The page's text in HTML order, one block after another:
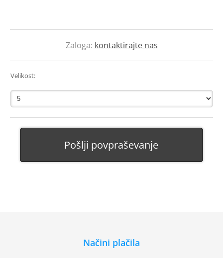
Zaloga: kontaktirajte nas
Velikost:
Pošlji povpraševanje
Načini plačila